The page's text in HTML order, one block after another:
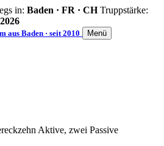
in: Baden · FR · CH Truppstärke:
aus Baden · seit 2010 Menü
zehn Aktive, zwei Passive